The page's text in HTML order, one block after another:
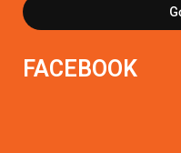
FACEBOOK